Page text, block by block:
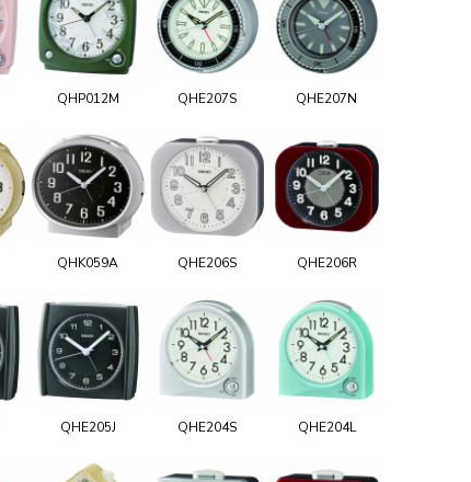
QHP012M QHE207S QHE207N
QHK059A QHE206S QHE206R
QHE205J QHE204S QHE204L